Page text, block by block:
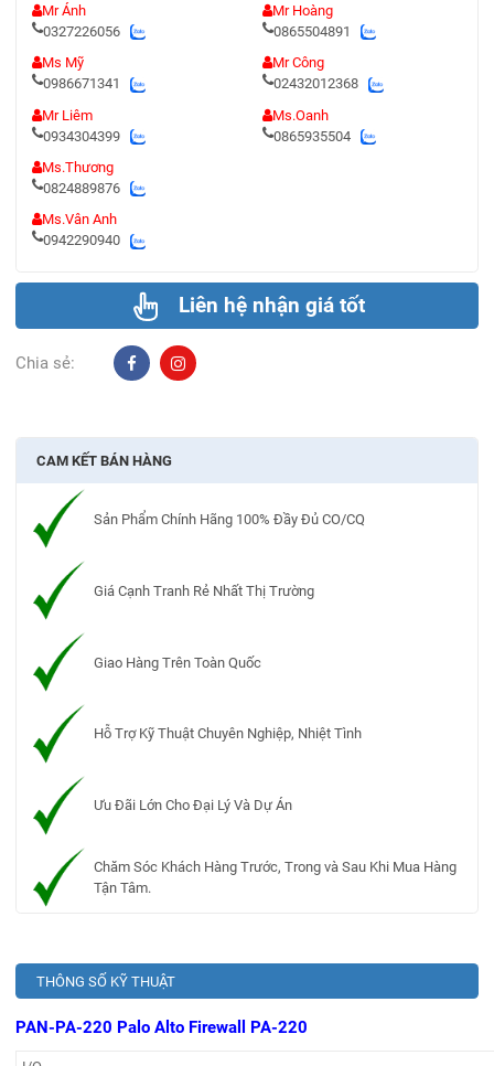
Mr Ánh
0327226056
Ms Mỹ
0986671341
Mr Liêm
0934304399
Ms.Thương
0824889876
Ms.Vân Anh
0942290940
Mr Hoàng
0865504891
Mr Công
02432012368
Ms.Oanh
0865935504
Liên hệ nhận giá tốt
Chia sẻ:
CAM KẾT BÁN HÀNG
Sản Phẩm Chính Hãng 100% Đầy Đủ CO/CQ
Giá Cạnh Tranh Rẻ Nhất Thị Trường
Giao Hàng Trên Toàn Quốc
Hỗ Trợ Kỹ Thuật Chuyên Nghiệp, Nhiệt Tình
Ưu Đãi Lớn Cho Đại Lý Và Dự Án
Chăm Sóc Khách Hàng Trước, Trong và Sau Khi Mua Hàng
Tận Tâm.
THÔNG SỐ KỸ THUẬT
PAN-PA-220 Palo Alto Firewall PA-220